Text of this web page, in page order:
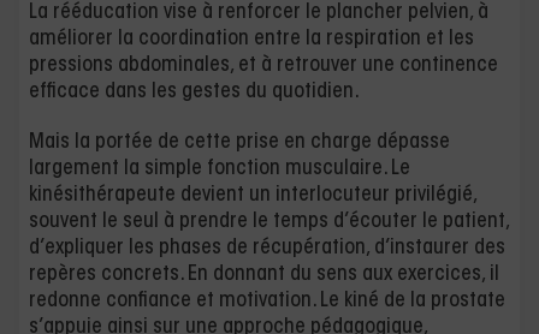
La rééducation vise à renforcer le plancher pelvien, à
améliorer la coordination entre la respiration et les
pressions abdominales, et à retrouver une continence
efficace dans les gestes du quotidien.
Mais la portée de cette prise en charge dépasse
largement la simple fonction musculaire. Le
kinésithérapeute devient un interlocuteur privilégié,
souvent le seul à prendre le temps d’écouter le patient,
d’expliquer les phases de récupération, d’instaurer des
repères concrets. En donnant du sens aux exercices, il
redonne confiance et motivation. Le kiné de la prostate
s’appuie ainsi sur une approche pédagogique,